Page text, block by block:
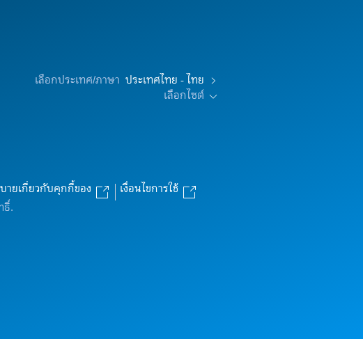
เลือกประเทศ/ภาษา ประเทศไทย - ไทย
เลือกไซต์
ายเกี่ยวกับคุกกี้ของ
เงื่อนไขการใช้
ธิ์.